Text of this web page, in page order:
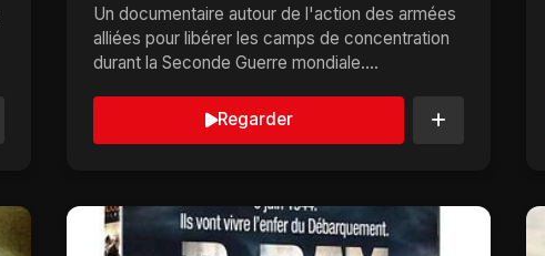
Un documentaire autour de l'action des armées
alliées pour libérer les camps de concentration
durant la Seconde Guerre mondiale....
Regarder